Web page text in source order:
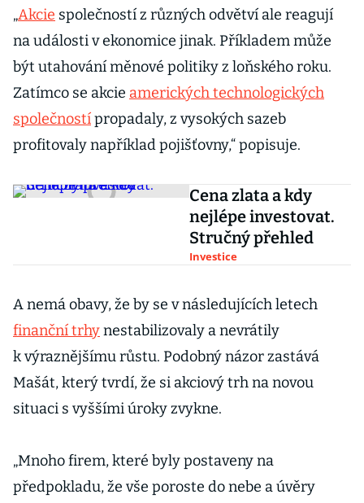
„Akcie společností z různých odvětví ale reagují
na události v ekonomice jinak. Příkladem může
být utahování měnové politiky z loňského roku.
Zatímco se akcie amerických technologických
společnostípropadaly, z vysokých sazeb
profitovaly například pojišťovny,“ popisuje.
Cena zlata a kdy
nejlépe investovat.
Stručný přehled
Investice
A nemá obavy, že by se v následujících letech
finanční trhynestabilizovaly a nevrátily
k výraznějšímu růstu. Podobný názor zastává
Mašát, který tvrdí, že si akciový trh na novou
situaci s vyššími úroky zvykne.
„Mnoho firem, které byly postaveny na
předpokladu, že vše poroste do nebe a úvěry